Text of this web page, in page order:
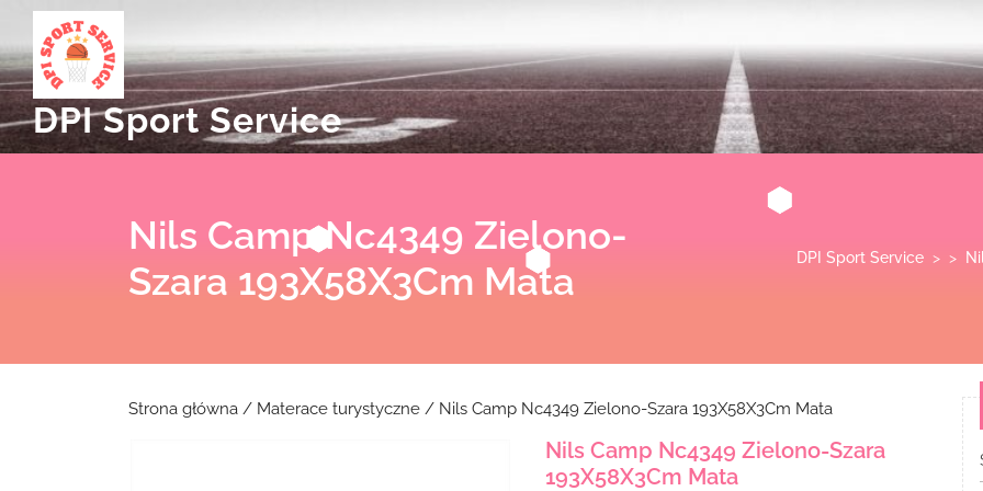
content
DPI Sport Service
Nils Camp Nc4349 Zielono-
Szara 193X58X3Cm Mata
DPI Sport Service > >
Strona główna / Materace turystyczne / Nils Camp Nc4349 Zielono-Szara 193X58X3Cm Mata
Nils Camp Nc4349 Zielono-Szara
193X58X3Cm Mata